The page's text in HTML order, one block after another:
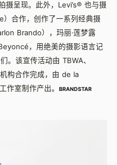
摄呈现。此外，Levi’s® 也与摄
）合作，创作了一系列经典摄
Brando），玛丽·莲梦露
，用绝美的摄影语言记
。该宣传活动由 TBWA、
构合作完成，由 de la
作室制作产出。
BRANDSTAR